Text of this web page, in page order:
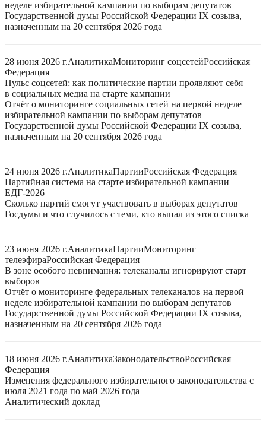
неделе избирательной кампании по выборам депутатов
Государственной думы Российской Федерации IX созыва,
назначенным на 20 сентября 2026 года
28 июня 2026 г.АналитикаМониторинг соцсетейРоссийская
Федерация
Пульс соцсетей: как политические партии проявляют себя
в социальных медиа на старте кампании
Отчёт о мониторинге социальных сетей на первой неделе
избирательной кампании по выборам депутатов
Государственной думы Российской Федерации IX созыва,
назначенным на 20 сентября 2026 года
24 июня 2026 г.АналитикаПартииРоссийская Федерация
Партийная система на старте избирательной кампании
ЕДГ-2026
Сколько партий смогут участвовать в выборах депутатов
Госдумы и что случилось с теми, кто выпал из этого списка
23 июня 2026 г.АналитикаПартииМониторинг
телеэфираРоссийская Федерация
В зоне особого невнимания: телеканалы игнорируют старт
выборов
Отчёт о мониторинге федеральных телеканалов на первой
неделе избирательной кампании по выборам депутатов
Государственной думы Российской Федерации IX созыва,
назначенным на 20 сентября 2026 года
18 июня 2026 г.АналитикаЗаконодательствоРоссийская
Федерация
Изменения федерального избирательного законодательства с
июля 2021 года по май 2026 года
Аналитический доклад